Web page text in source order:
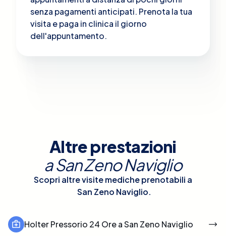
senza pagamenti anticipati. Prenota la tua
visita e paga in clinica il giorno
dell'appuntamento.
Altre prestazioni
aSan Zeno Naviglio
Scopri altre visite mediche prenotabili a
San Zeno Naviglio.
Holter Pressorio 24 Ore a San Zeno Naviglio